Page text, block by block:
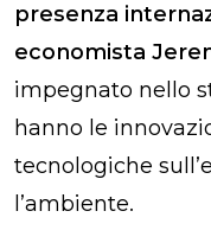
presenza
economista
impegnato nello
hanno le
tecnologiche
l’ambiente.